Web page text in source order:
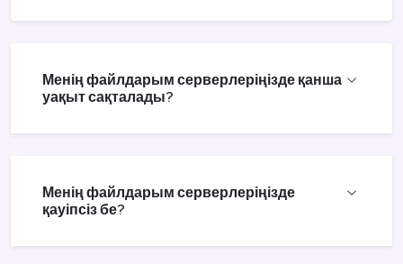
Менің файлдарым серверлеріңізде қанша
уақыт сақталады?
Менің файлдарым серверлеріңізде
қауіпсіз бе?